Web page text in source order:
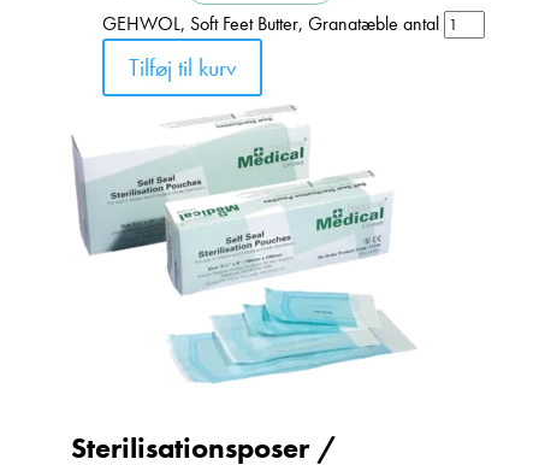
GEHWOL, Soft Feet Butter, Granatæble antal
Tilføj til kurv
Sterilisationsposer /